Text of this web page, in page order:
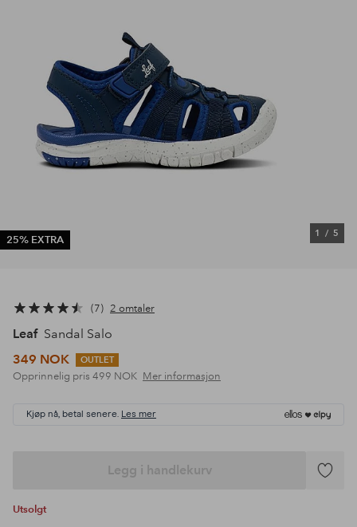
25% EXTRA
1 / 5
7 2 omtaler
Leaf Sandal Salo
349 NOK
OUTLET
Opprinnelig pris 499 NOK Mer informasjon
Kjøp nå, betal senere. Les mer
Legg i handlekurv
Legg
Utsolgt